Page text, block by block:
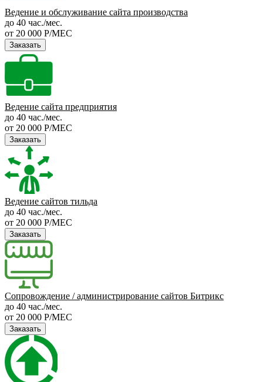
Ведение и обслуживание сайта производства
до 40 час./мес.
от 20 000 Р/МЕС
Заказать
Ведение сайта предприятия
до 40 час./мес.
от 20 000 Р/МЕС
Заказать
Ведение сайтов тильда
до 40 час./мес.
от 20 000 Р/МЕС
Заказать
Сопровождение / администрирование сайтов Битрикс
до 40 час./мес.
от 20 000 Р/МЕС
Заказать